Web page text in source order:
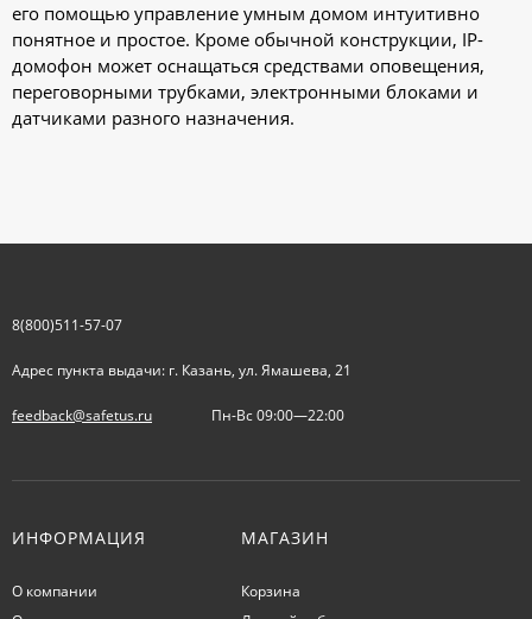
его помощью управление умным домом интуитивно
понятное и простое. Кроме обычной конструкции, IP-
домофон может оснащаться средствами оповещения,
переговорными трубками, электронными блоками и
датчиками разного назначения.
8(800)511-57-07
Адрес пункта выдачи: г. Казань, ул. Ямашева, 21
feedback@safetus.ru Пн-Вс 09:00—22:00
ИНФОРМАЦИЯ
О компании
МАГАЗИН
Корзина